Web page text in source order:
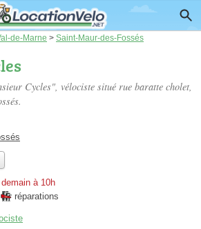
de-Marne > Saint-Maur-des-Fossés
Cycles", vélociste situé rue baratte cholet,
à 10h
réparations